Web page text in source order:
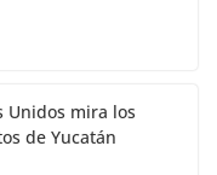
Unidos mira los
de Yucatán